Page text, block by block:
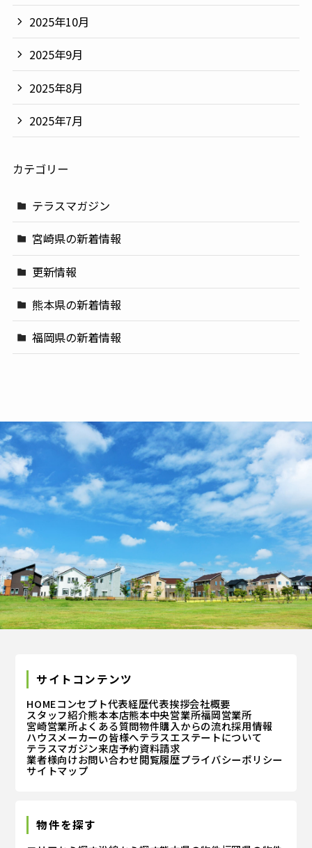
2025年10月
2025年9月
2025年8月
2025年7月
カテゴリー
テラスマガジン
宮崎県の新着情報
更新情報
熊本県の新着情報
福岡県の新着情報
サイトコンテンツ
HOMEコンセプト代表経歴代表挨拶会社概要
スタッフ紹介熊本本店熊本中央営業所福岡営業所
宮崎営業所よくある質問物件購入からの流れ採用情報
ハウスメーカーの皆様へテラスエステートについて
テラスマガジン来店予約資料請求
業者様向けお問い合わせ閲覧履歴プライバシーポリシー
サイトマップ
物件を探す